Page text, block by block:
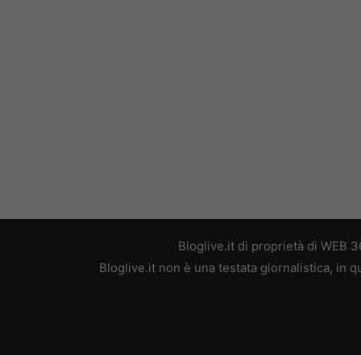
Bloglive.it di proprietà di WEB
Bloglive.it non è una testata giornalistica, in